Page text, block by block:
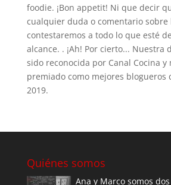
foodie. ¡Bon appetit! Ni que decir
cualquier duda o comentario sobre
contestaremos a todo lo que esté
alcance. . ¡Ah! Por cierto... Nuestra
sido reconocida por Canal Cocina y
premiado como mejores blogueros
2019.
Quiénes somos
Ana y Marco somos